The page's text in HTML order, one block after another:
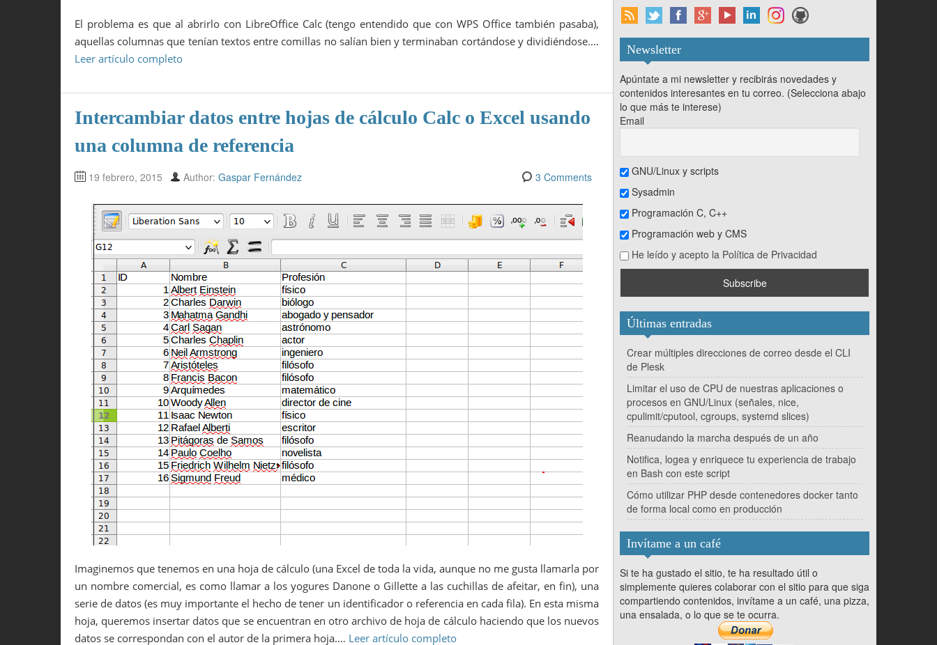
El problema es que al abrirlo con LibreOffice Calc (tengo entendido que con WPS Office también pasaba),
aquellas columnas que tenían textos entre comillas no salían bien y terminaban cortándose y dividiéndose.…
Leer artículo completo
Intercambiar datos entre hojas de cálculo Calc o Excel usando
una columna de referencia
19 febrero, 2015 Author: Gaspar Fernández 3 Comments
Imaginemos que tenemos en una hoja de cálculo (una Excel de toda la vida, aunque no me gusta llamarla por
un nombre comercial, es como llamar a los yogures Danone o Gillette a las cuchillas de afeitar, en fin), una
serie de datos (es muy importante el hecho de tener un identificador o referencia en cada fila). En esta misma
hoja, queremos insertar datos que se encuentran en otro archivo de hoja de cálculo haciendo que los nuevos
datos se correspondan con el autor de la primera hoja.… Leer artículo completo
Newsletter
Apúntate a mi newsletter y recibirás novedades y
contenidos interesantes en tu correo. (Selecciona abajo
lo que más te interese)
Email
GNU/Linux y scripts
Sysadmin
Programación C, C++
Programación web y CMS
He leído y acepto la Política de Privacidad
Últimas entradas
Crear múltiples direcciones de correo desde el CLI
de Plesk
Limitar el uso de CPU de nuestras aplicaciones o
procesos en GNU/Linux (señales, nice,
cpulimit/cputool, cgroups, systemd slices)
Reanudando la marcha después de un año
Notifica, logea y enriquece tu experiencia de trabajo
en Bash con este script
Cómo utilizar PHP desde contenedores docker tanto
de forma local como en producción
Invítame a un café
Si te ha gustado el sitio, te ha resultado útil o
simplemente quieres colaborar con el sitio para que siga
compartiendo contenidos, invítame a un café, una pizza,
una ensalada, o lo que se te ocurra.